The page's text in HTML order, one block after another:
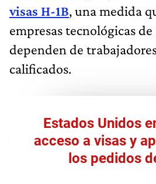
visas H-1B, una medida
empresas tecnológicas de
dependen de
calificados.
Estados Unidos
acceso a visas y
los pedidos